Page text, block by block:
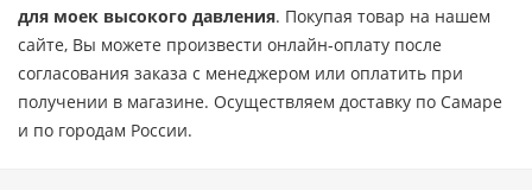
для моек высокого давления. Покупая товар на нашем
сайте, Вы можете произвести онлайн-оплату после
согласования заказа с менеджером или оплатить при
получении в магазине. Осуществляем доставку по Самаре
и по городам России.